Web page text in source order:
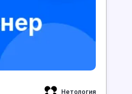
Нетология